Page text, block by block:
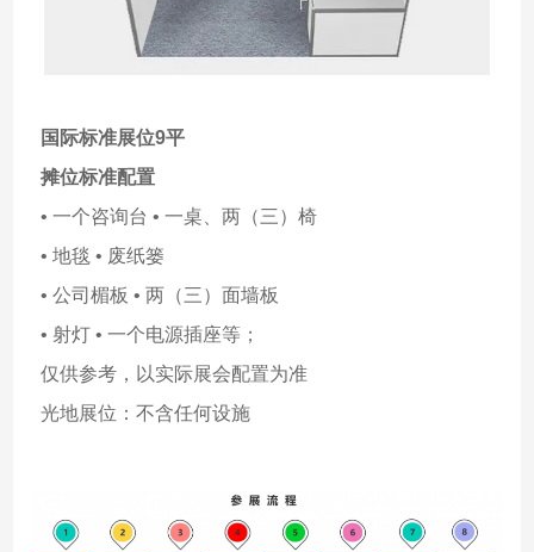
国际标准展位9平
摊位标准配置
• 一个咨询台 • 一桌、两（三）椅
• 地毯 • 废纸篓
• 公司楣板 • 两（三）面墙板
• 射灯 • 一个电源插座等；
仅供参考，以实际展会配置为准
光地展位：不含任何设施